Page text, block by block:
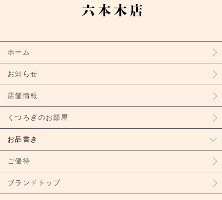
ホーム
お知らせ
店舗情報
くつろぎのお部屋
お品書き
ご優待
ブランドトップ